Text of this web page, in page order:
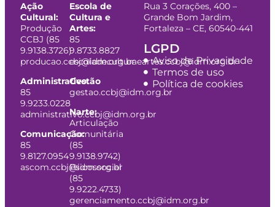
Ação
Cultural:
Produção
CCBJ (85
9.9138.3726)
producao.ccbj@idm.org.br
Administrativo:
85
9.9233.0228
administrativo.ccbj@idm.org.br
Comunicação:
85
9.8127.0954
ascom.ccbj@idm.org.br
Escola de
Cultura e
Artes:
85
9.8733.8827
escoladeculturaeartes.ccbj@idm.org.br
Gestão
gestao.ccbj@idm.org.br
Narte:
Articulação
Comunitária
(85
9.9138.9742)
Psicossocial
(85
9.9222.4733)
gerenciamento.ccbj@idm.org.br
Rua 3 Corações, 400 –
Grande Bom Jardim,
Fortaleza – CE, 60540-441
LGPD
Aviso de Privacidade
Termos de uso
Política de cookies